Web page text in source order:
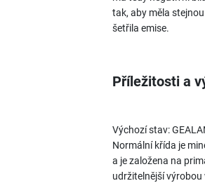
tak, aby měla
šetřila emise.
Příležitosti a
Výchozí stav:
Normální křída je
a je založena na
udržitelnější